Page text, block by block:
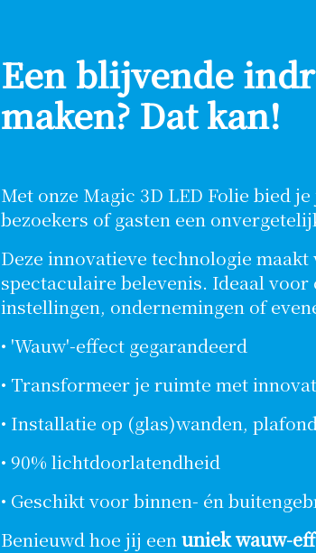
Een blijvende
maken? Dat kan!
Met onze Magic 3D LED Folie bied
bezoekers of gasten een
Deze innovatieve technologie
spectaculaire belevenis. Ideaal
instellingen, ondernemingen of
• 'Wauw'-effect gegarandeerd
• Transformeer je ruimte met
• Installatie op (glas)wanden,
• 90% lichtdoorlatendheid
• Geschikt voor binnen- én
Benieuwd hoe jij eenuniek wauw-